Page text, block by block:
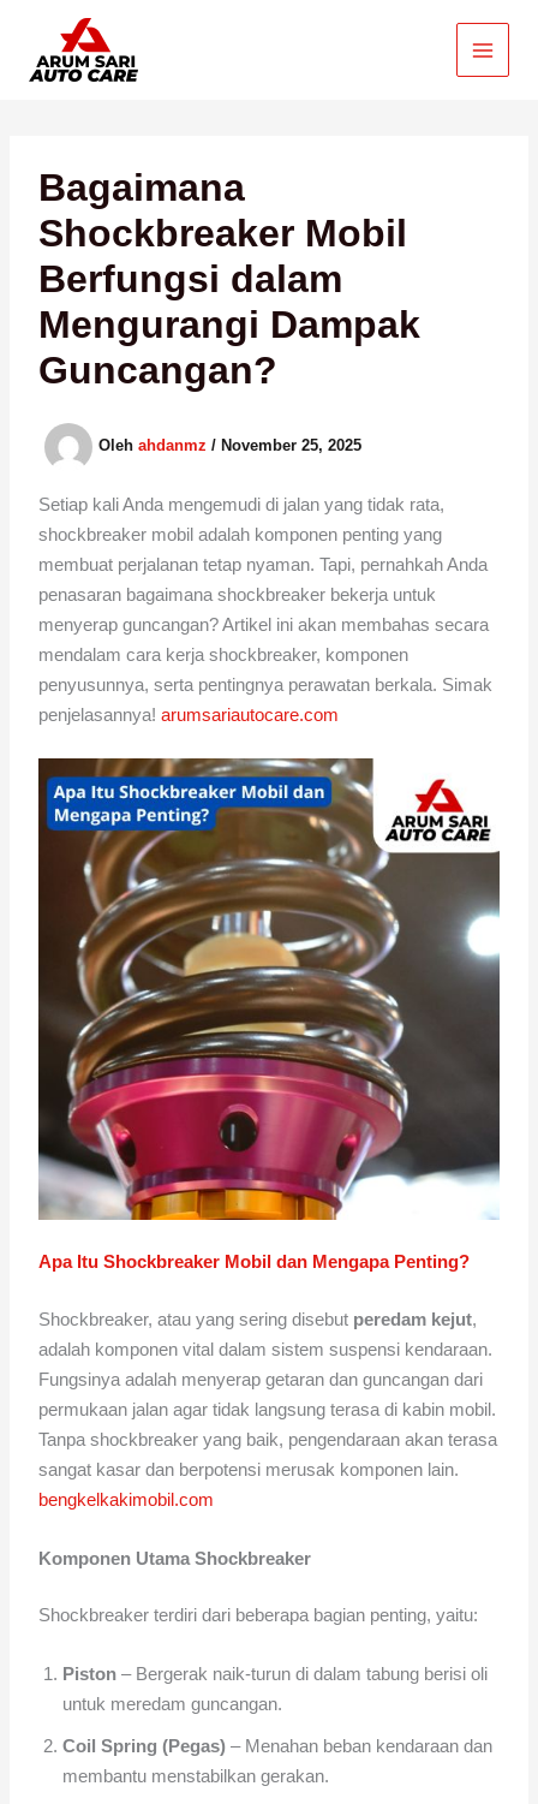
konten
Bagaimana
Shockbreaker Mobil
Berfungsi dalam
Mengurangi Dampak
Guncangan?
Olehahdanmz/ November 25, 2025
Setiap kali Anda mengemudi di jalan yang tidak rata,
shockbreaker mobil adalah komponen penting yang
membuat perjalanan tetap nyaman. Tapi, pernahkah Anda
penasaran bagaimana shockbreaker bekerja untuk
menyerap guncangan? Artikel ini akan membahas secara
mendalam cara kerja shockbreaker, komponen
penyusunnya, serta pentingnya perawatan berkala. Simak
penjelasannya!arumsariautocare.com
Apa Itu Shockbreaker Mobil dan Mengapa Penting?
Shockbreaker, atau yang sering disebut peredam kejut,
adalah komponen vital dalam sistem suspensi kendaraan.
Fungsinya adalah menyerap getaran dan guncangan dari
permukaan jalan agar tidak langsung terasa di kabin mobil.
Tanpa shockbreaker yang baik, pengendaraan akan terasa
sangat kasar dan berpotensi merusak komponen lain.
bengkelkakimobil.com
Komponen Utama Shockbreaker
Shockbreaker terdiri dari beberapa bagian penting, yaitu:
Piston – Bergerak naik-turun di dalam tabung berisi oli
untuk meredam guncangan.
Coil Spring (Pegas) – Menahan beban kendaraan dan
membantu menstabilkan gerakan.